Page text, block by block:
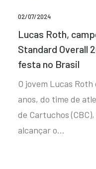
02/07/2024
Lucas Roth,
Standard Overall
festa no Brasil
O jovem Lucas
anos, do time de
de Cartuchos
alcançar o…